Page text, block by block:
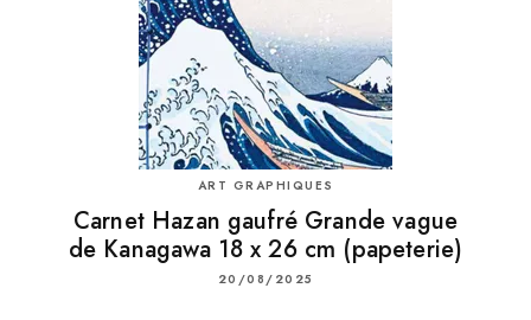
ART GRAPHIQUES
Carnet Hazan gaufré Grande vague
de Kanagawa 18 x 26 cm (papeterie)
20/08/2025